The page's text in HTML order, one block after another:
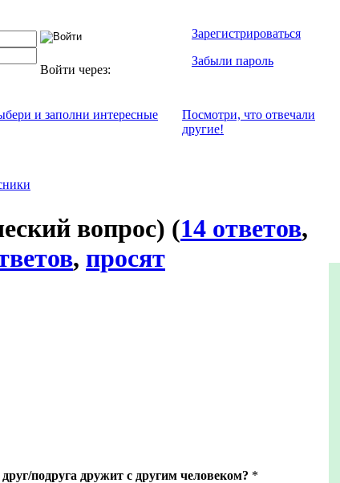
Войти через:
Зарегистрироваться
Забыли пароль
и заполни интересные
Посмотри, что отвeчали
другие!
вопрос) (14 ответов,
, просят
подруга дружит с другим человеком? *